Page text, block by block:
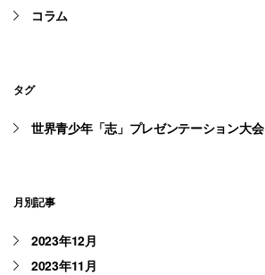
コラム
タグ
世界青少年「志」プレゼンテーション大会
月別記事
2023年12月
2023年11月